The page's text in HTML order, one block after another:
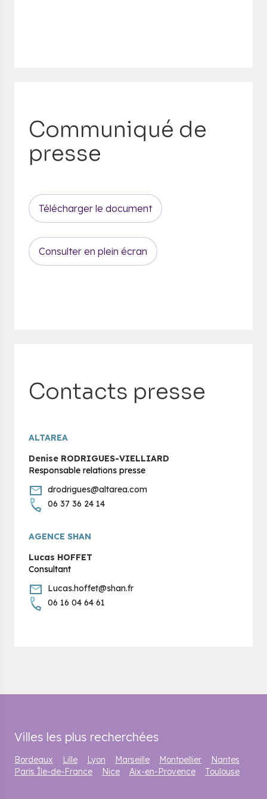
Communiqué de
presse
Télécharger le document
Consulter en plein écran
Contacts presse
ALTAREA
Denise RODRIGUES-VIELLIARD
Responsable relations presse
drodrigues@altarea.com
06 37 36 24 14
AGENCE SHAN
Lucas HOFFET
Consultant
Lucas.hoffet@shan.fr
06 16 04 64 61
Villes les plus recherchées
Bordeaux Lille Lyon Marseille Montpellier
Nantes
Paris Île-de-France
Nice Aix-en-Provence Toulouse